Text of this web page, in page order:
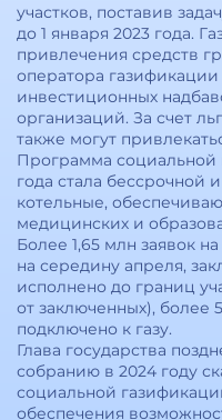
участков, поставив
до 1 января 2023 года.
привлечения средств
оператора
инвестиционных
организаций. За счет
также могут
Программа социальной
года стала бессрочной
котельные,
медицинских и
Более 1,65 млн заявок
на середину апреля,
исполнено до границ
от заключенных), более
подключено к газу.
Глава государства
собранию в 2024 году
социальной
обеспечения